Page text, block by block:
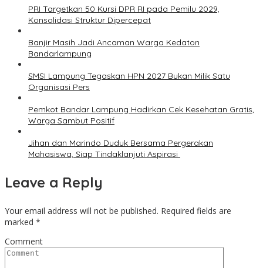
PRI Targetkan 50 Kursi DPR RI pada Pemilu 2029,
Konsolidasi Struktur Dipercepat
Banjir Masih Jadi Ancaman Warga Kedaton
Bandarlampung
SMSI Lampung Tegaskan HPN 2027 Bukan Milik Satu
Organisasi Pers
Pemkot Bandar Lampung Hadirkan Cek Kesehatan Gratis,
Warga Sambut Positif
Jihan dan Marindo Duduk Bersama Pergerakan
Mahasiswa, Siap Tindaklanjuti Aspirasi
Leave a Reply
Your email address will not be published. Required fields are
marked *
Comment